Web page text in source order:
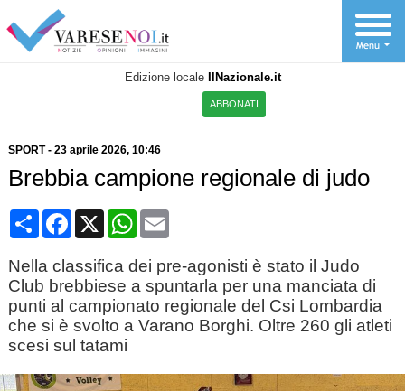
Edizione locale IlNazionale.it
ABBONATI
SPORT- 23 aprile 2026, 10:46
Brebbia campione regionale di judo
CondividiFacebook
X WhatsApp
Email
Nella classifica dei pre-agonisti è stato il Judo
Club brebbiese a spuntarla per una manciata di
punti al campionato regionale del Csi Lombardia
che si è svolto a Varano Borghi. Oltre 260 gli atleti
scesi sul tatami